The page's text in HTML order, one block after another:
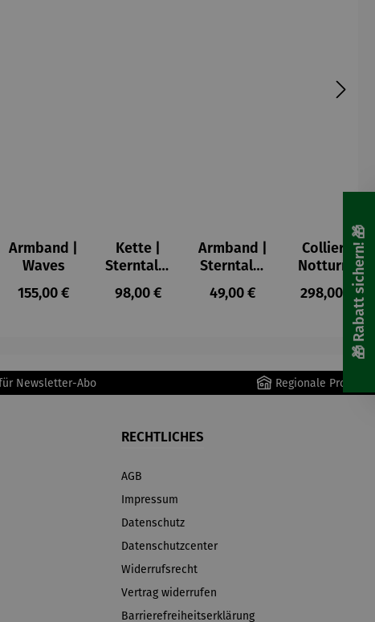
Armband |
Waves
Regulärer Preis:
155,00 €
Kette |
Sterntaler
– Anna
Mütz
Regulärer Preis:
98,00 €
Armband |
Sterntaler
– Anna
Mütz
Regulärer Preis:
49,00 €
Collier |
Notturno
– Petra
Waszak
Regulärer
298,00 €
Newsletter-Abo Regionale Produkte
RECHTLICHES
AGB
Impressum
Datenschutz
Datenschutzcenter
Widerrufsrecht
Vertrag widerrufen
Barrierefreiheitserklärung
🎁 Rabatt sichern! 🎁